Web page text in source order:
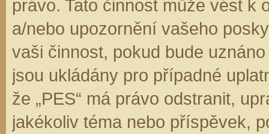
právo. Tato činnost může vést k
a/nebo upozornění vašeho
vaši činnost, pokud bude
jsou ukládány pro případné
že „PES“ má právo odstranit,
jakékoliv téma nebo příspěvek,